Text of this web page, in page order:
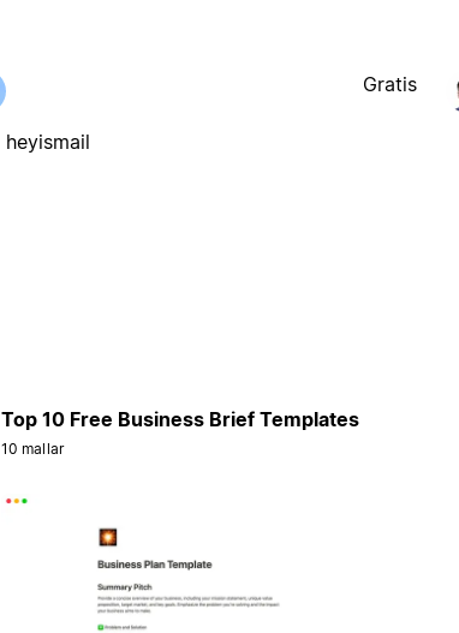
heyismail
Gratis
Top 10 Free Business Brief Templates
10 mallar